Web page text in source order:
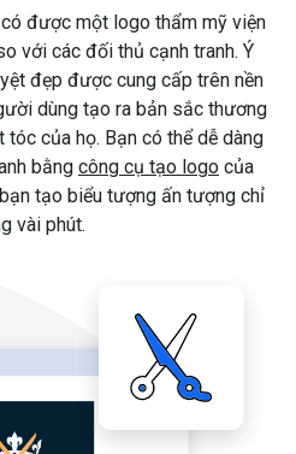
được một logo thẩm mỹ viện
với các đối thủ cạnh tranh. Ý
đẹp được cung cấp trên nền
dùng tạo ra bản sắc thương
của họ. Bạn có thể dễ dàng
bằng công cụ tạo logo của
tạo biểu tượng ấn tượng chỉ
vài phút.